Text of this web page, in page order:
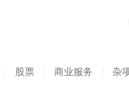
股票 商业服务 杂